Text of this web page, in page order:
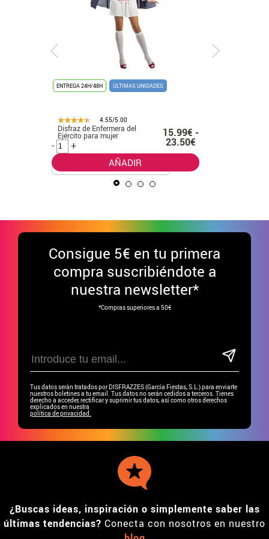
ENTREGA 24H/48H ÚLTIMAS UNIDADES
4.55/5.00
Disfraz de Enfermera del
Ejército para mujer 15.99€ -
23.50€
- +
AÑADIR
Consigue 5€ en tu primera
compra suscribiéndote a
nuestra newsletter*
*Compras superiores a 50€
Tus datos serán tratados por DISFRAZZES (García Fiestas, S.L.) para enviarte
nuestros boletines a tu email. Tus datos no serán cedidos a terceros. Tienes
derecho a acceder, rectificar y suprimir tus datos, así como otros derechos
explicados en nuestra
política de privacidad.
¿Buscas ideas, inspiración o simplemente saber las
últimas tendencias? Conecta con nosotros en nuestro